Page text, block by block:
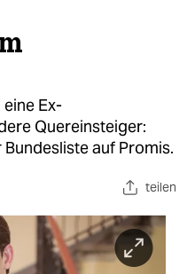
Ex-
Quereinsteiger:
auf Promis.
teilen